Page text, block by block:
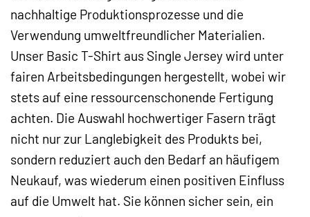
nachhaltige Produktionsprozesse und die
Verwendung umweltfreundlicher Materialien.
Unser Basic T-Shirt aus Single Jersey wird unter
fairen Arbeitsbedingungen hergestellt, wobei wir
stets auf eine ressourcenschonende Fertigung
achten. Die Auswahl hochwertiger Fasern trägt
nicht nur zur Langlebigkeit des Produkts bei,
sondern reduziert auch den Bedarf an häufigem
Neukauf, was wiederum einen positiven Einfluss
auf die Umwelt hat. Sie können sicher sein, ein